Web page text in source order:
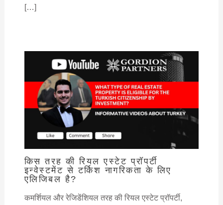
[…]
किस तरह की रियल एस्टेट प्रॉपर्टी
इन्वेस्टमेंट से टर्किश नागरिकता के लिए
एलिजिबल है?
कमर्शियल और रेजिडेंशियल तरह की रियल एस्टेट प्रॉपर्टी,